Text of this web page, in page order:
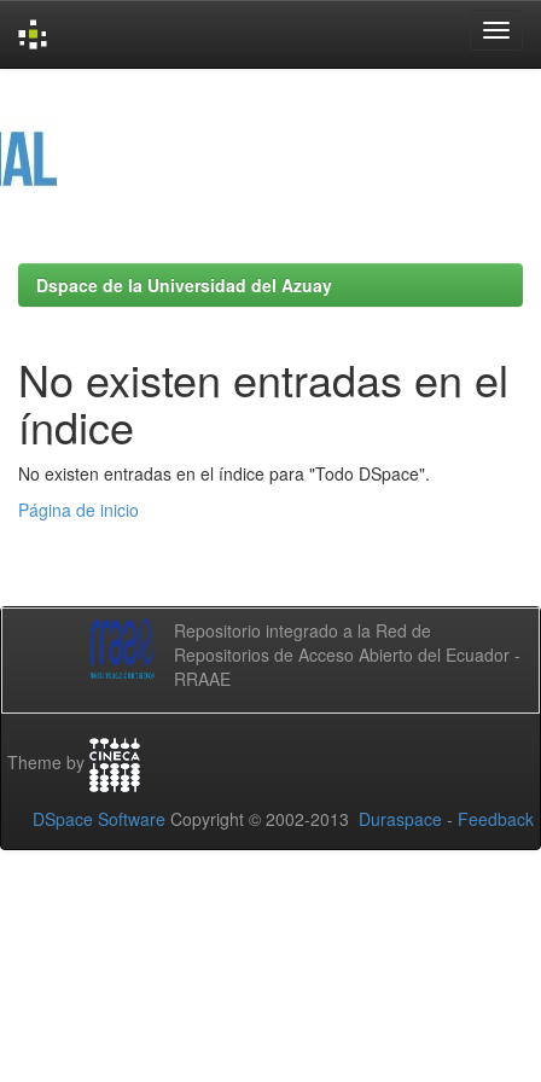
Dspace de la Universidad del Azuay
No existen entradas en el
índice
No existen entradas en el índice para "Todo DSpace".
Página de inicio
Repositorio integrado a la Red de
Repositorios de Acceso Abierto del Ecuador -
RRAAE
Theme by
DSpace Software Copyright © 2002-2013 Duraspace - Feedback